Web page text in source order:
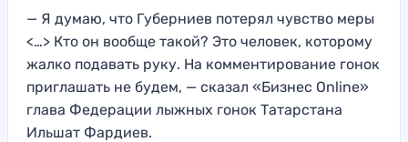
— Я думаю, что Губерниев потерял чувство меры
<…> Кто он вообще такой? Это человек, которому
жалко подавать руку. На комментирование гонок
приглашать не будем, — сказал «Бизнес Online»
глава Федерации лыжных гонок Татарстана
Ильшат Фардиев.